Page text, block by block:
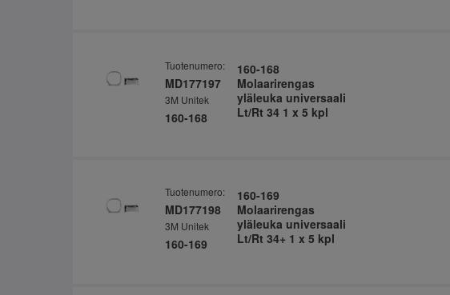
Tuotenumero:
MD177197
3M Unitek
160-168
160-168
Molaarirengas
yläleuka universaali
Lt/Rt 34 1 x 5 kpl
Tuotenumero:
MD177198
3M Unitek
160-169
160-169
Molaarirengas
yläleuka universaali
Lt/Rt 34+ 1 x 5 kpl